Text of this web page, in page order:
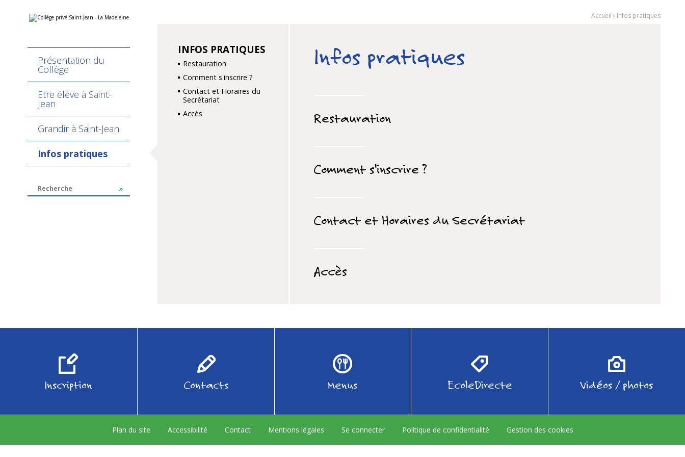
Aller
au
navigation
Outils
personnels
Présentation du
Collège
Etre élève à Saint-
Jean
Grandir à Saint-Jean
Infos pratiques
Accueil › Infos pratiques
Infos pratiques
Restauration
Comment s'inscrire ?
Contact et Horaires du Secrétariat
Accès
NAVIGATION
INFOS PRATIQUES
Restauration
Comment s'inscrire ?
Contact et Horaires du
Secrétariat
Accès
Inscription Contacts Menus EcoleDirecte Vidéos / photos
Plan du site Accessibilité Contact Mentions légales Se connecter Politique de confidentialité Gestion des cookies